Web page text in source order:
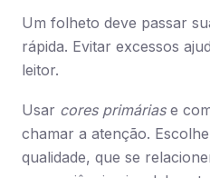
Um folheto deve passar
rápida. Evitar excessos
leitor.
Usar cores primáriase
chamar a atenção.
qualidade, que se